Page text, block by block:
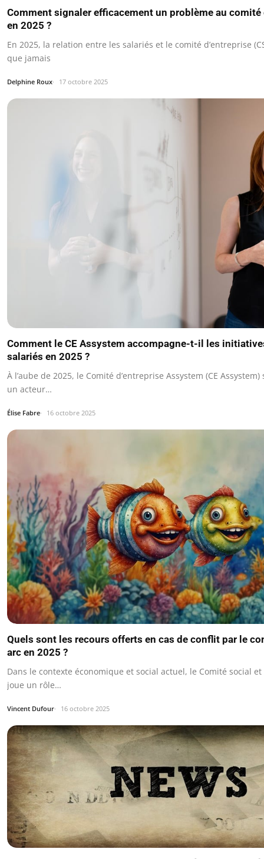
Comment signaler efficacement un problème au comité
en 2025 ?
En 2025, la relation entre les salariés et le comité d’entreprise
que jamais
Delphine Roux 17 octobre 2025
Comment le CE Assystem accompagne-t-il les
salariés en 2025 ?
À l’aube de 2025, le Comité d’entreprise Assystem (CE
un acteur…
Élise Fabre 16 octobre 2025
Quels sont les recours offerts en cas de conflit par le
arc en 2025 ?
Dans le contexte économique et social actuel, le Comité social et
joue un rôle…
Vincent Dufour 16 octobre 2025